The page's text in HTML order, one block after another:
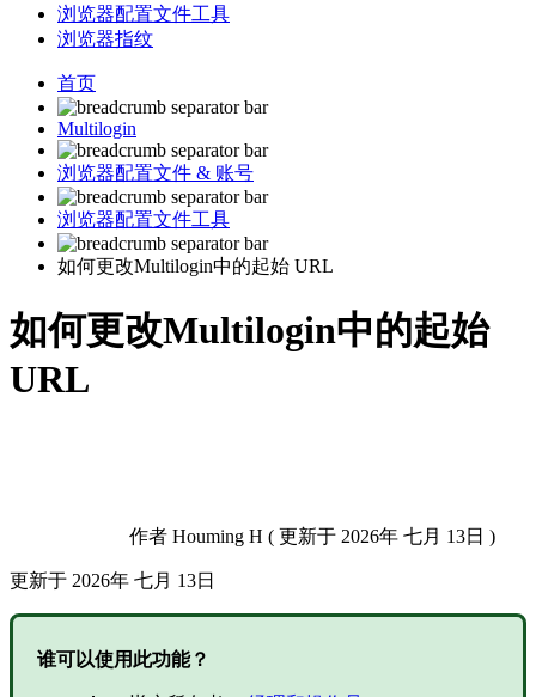
浏览器配置文件工具
浏览器指纹
首页
Multilogin
浏览器配置文件 & 账号
浏览器配置文件工具
如何更改Multilogin中的起始 URL
如何更改Multilogin中的起始
URL
作者 Houming H ( 更新于 2026年 七月 13日 )
更新于 2026年 七月 13日
谁可以使用此功能？